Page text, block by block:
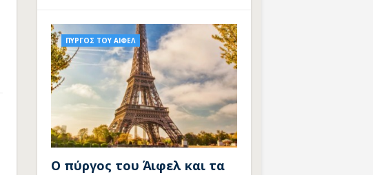
ΠΥΡΓΟΣ ΤΟΥ ΑΙΦΕΛ
Ο πύργος του Άιφελ και τα